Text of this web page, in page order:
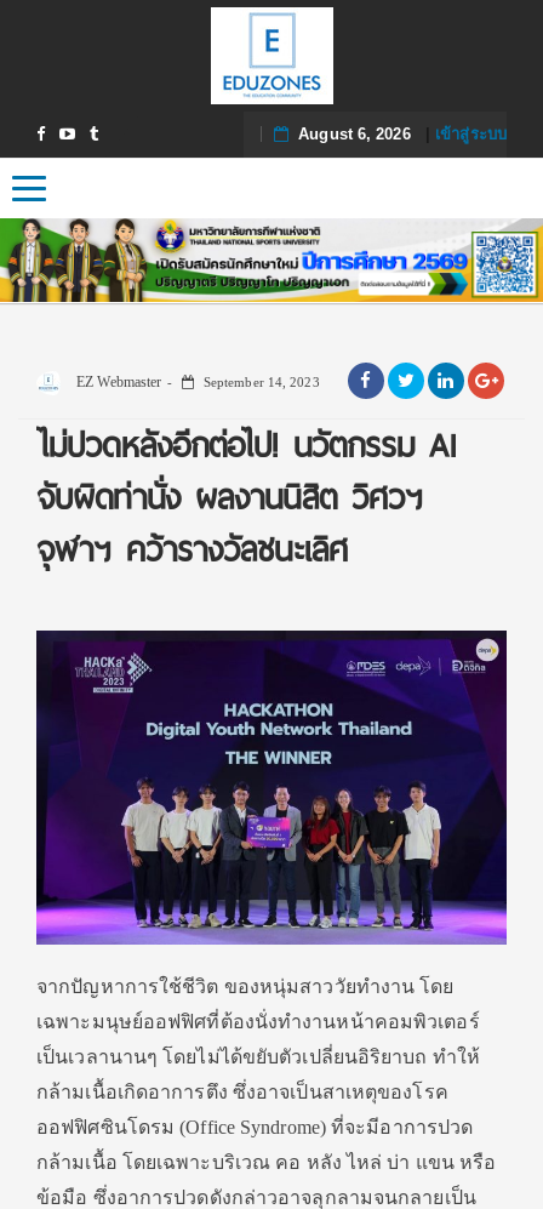
August 6, 2026| เข้าสู่ระบบ
Toggle navigation
EZ Webmaster September 14, 2023
ไม่ปวดหลังอีกต่อไป! นวัตกรรม AI
จับผิดท่านั่ง ผลงานนิสิต วิศวฯ
จุฬาฯ คว้ารางวัลชนะเลิศ
จากปัญหาการใช้ชีวิต ของหนุ่มสาววัยทำงาน โดย
เฉพาะมนุษย์ออฟฟิศที่ต้องนั่งทำงานหน้าคอมพิวเตอร์
เป็นเวลานานๆ โดยไม่ได้ขยับตัวเปลี่ยนอิริยาบถ ทำให้
กล้ามเนื้อเกิดอาการตึง ซึ่งอาจเป็นสาเหตุของโรค
ออฟฟิศซินโดรม (Office Syndrome) ที่จะมีอาการปวด
กล้ามเนื้อ โดยเฉพาะบริเวณ คอ หลัง ไหล่ บ่า แขน หรือ
ข้อมือ ซึ่งอาการปวดดังกล่าวอาจลุกลามจนกลายเป็น